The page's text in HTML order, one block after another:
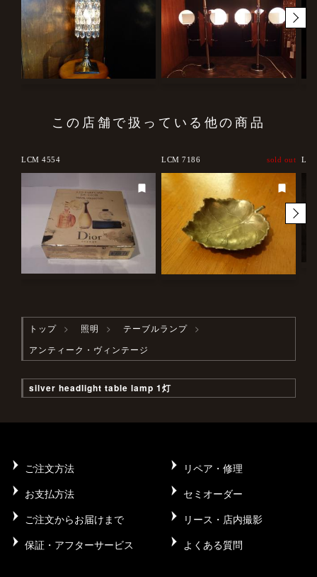
この店舗で扱っている他の商品
LCM 4554 LCM 7186 sold out
トップ 照明
テーブルランプ
アンティーク・ヴィンテージ
silver headlight table lamp 1灯
ご注文方法
リペア・修理
お支払方法
セミオーダー
ご注文からお届けまで
リース・店内撮影
保証・アフターサービス
よくある質問